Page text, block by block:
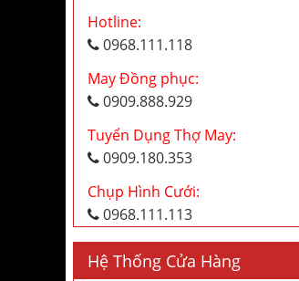
Hotline:
0968.111.118
May Đồng phục:
0909.888.929
Tuyển Dụng Thợ May:
0909.180.353
Chụp Hình Cưới:
0968.111.113
Hệ Thống Cửa Hàng